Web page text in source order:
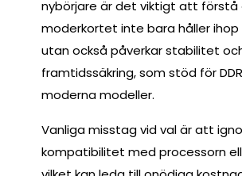
nybörjare är det viktigt att
moderkortet inte bara håller ihop
utan också påverkar stabilitet
framtidssäkring, som stöd för
moderna modeller.
Vanliga misstag vid val är att
kompatibilitet med processorn